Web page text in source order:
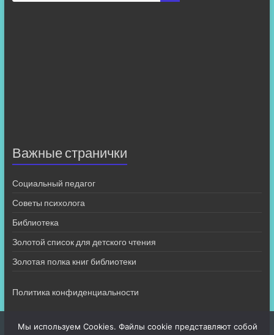
Важные странички
Социальный педагог
Советы психолога
Библиотека
Золотой список для детского чтения
Золотая полка книг библиотеки
Политика конфиденциальности
Мы используем Cookies. Файлы cookie представляют собой